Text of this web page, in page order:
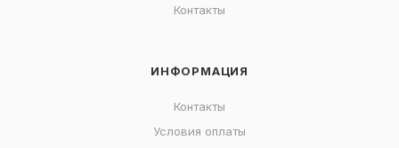
Контакты
ИНФОРМАЦИЯ
Контакты
Условия оплаты